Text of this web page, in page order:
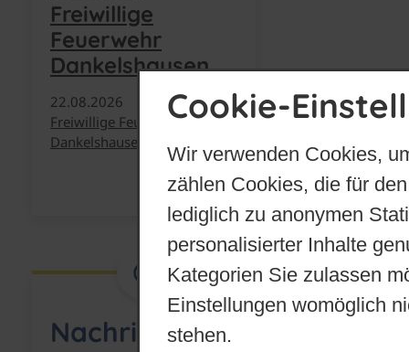
Cookie-
Wir verwenden Cookies,
zählen Cookies, die für
lediglich zu anonymen
personalisierter Inhalte
Kategorien Sie zulassen
Einstellungen womöglich
stehen.
Freiwillige
Feuerwehr
Dankelshausen
22.​08.​2026
Freiwillige Feuerwehr
Dankelshausen
mehr
Nachrichten